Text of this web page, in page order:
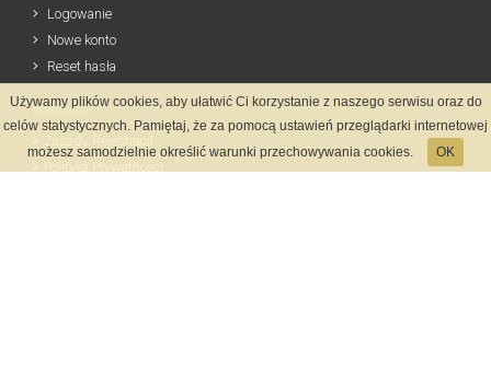
Logowanie
Nowe konto
Reset hasła
Informacje
Używamy plików cookies, aby ułatwić Ci korzystanie z naszego serwisu oraz do
celów statystycznych. Pamiętaj, że za pomocą ustawień przeglądarki internetowej
możesz samodzielnie określić warunki przechowywania cookies.
OK